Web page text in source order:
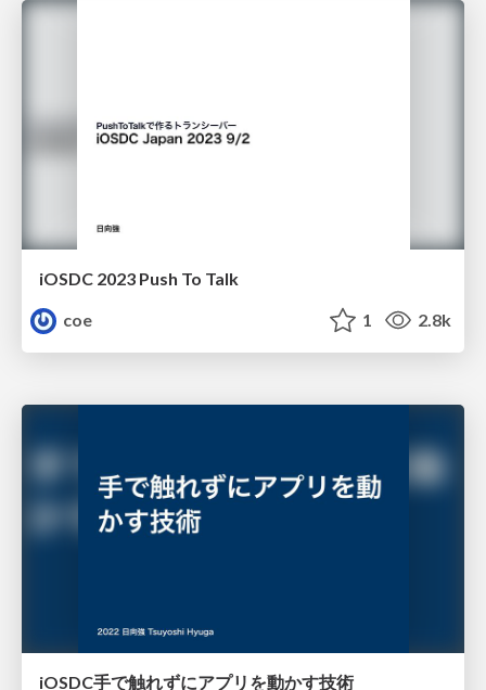
iOSDC 2023 Push To Talk
coe
1 2.8k
iOSDC手で触れずにアプリを動かす技術